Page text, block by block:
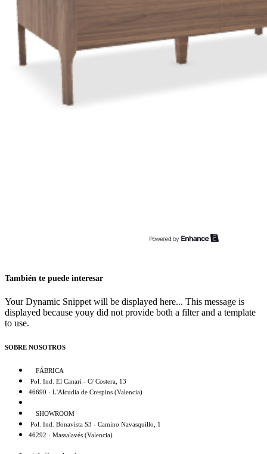
También te puede interesar
Your Dynamic Snippet will be displayed here... This message is
displayed because youy did not provide both a filter and a template
to use.
SOBRE NOSOTROS
FÁBRICA
Pol. Ind. El Canari - C/ Costera, 13
46690 · L'Alcudia de Crespins (Valencia)
SHOWROOM
Pol. Ind. Bonavista S3 - Camino Navasquillo, 1
46292 · Massalavés (Valencia)